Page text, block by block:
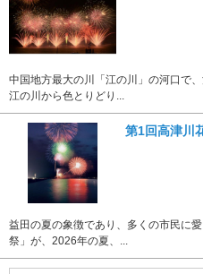
中国地方最大の川「江の川」の河口で
江の川から色とりどり...
第1回高津川
益田の夏の象徴であり、多くの市民に
祭」が、2026年の夏、...